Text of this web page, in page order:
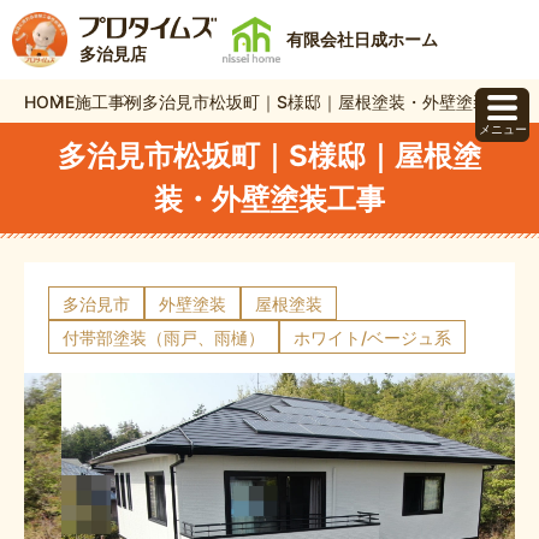
多治見店
有限会社日成ホーム
HOME施工事例多治見市松坂町｜S様邸｜屋根塗装・外壁塗装工事
多治見市松坂町｜S様邸｜屋根塗
装・外壁塗装工事
多治見市 外壁塗装
屋根塗装
付帯部塗装（雨戸、雨樋）
ホワイト/ベージュ系
メニュー